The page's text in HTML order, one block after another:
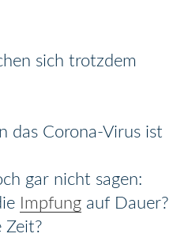
sich trotzdem
das Corona-Virus ist
gar nicht sagen:
Impfung auf Dauer?
Zeit?